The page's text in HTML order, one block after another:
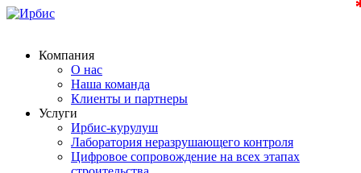
Компания
О нас
Наша команда
Клиенты и партнеры
Услуги
Ирбис-курулуш
Лаборатория неразрушающего контроля
Цифровое сопровождение на всех этапах